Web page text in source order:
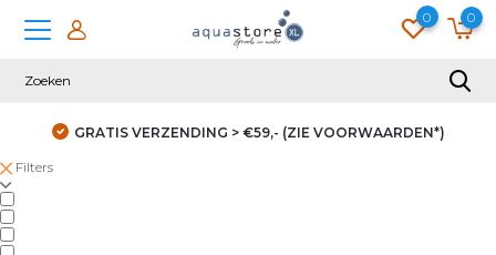
0 0
GRATIS VERZENDING > €59,- (ZIE VOORWAARDEN*)
Filters